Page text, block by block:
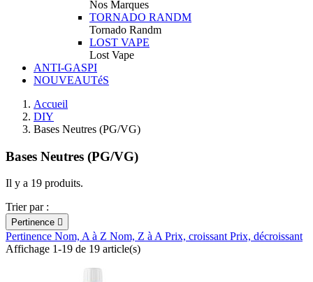
Nos Marques
TORNADO RANDM
Tornado Randm
LOST VAPE
Lost Vape
ANTI-GASPI
NOUVEAUTéS
Accueil
DIY
Bases Neutres (PG/VG)
Bases Neutres (PG/VG)
Il y a 19 produits.
Trier par :
Pertinence 
Pertinence Nom, A à Z Nom, Z à APrix, croissantPrix, décroissant
Affichage 1-19 de 19 article(s)